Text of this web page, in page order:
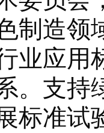
制造领
业应用
。支持
标准试